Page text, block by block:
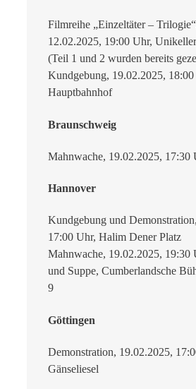
Filmreihe „Einzeltäter –
12.02.2025, 19:00 Uhr,
(Teil 1 und 2 wurden bereits
Kundgebung, 19.02.2025, 18:00
Hauptbahnhof
Braunschweig
Mahnwache, 19.02.2025, 17:30
Hannover
Kundgebung und
17:00 Uhr, Halim Dener Platz
Mahnwache, 19.02.2025, 19:30
und Suppe, Cumberlandsche
9
Göttingen
Demonstration, 19.02.2025,
Gänseliesel